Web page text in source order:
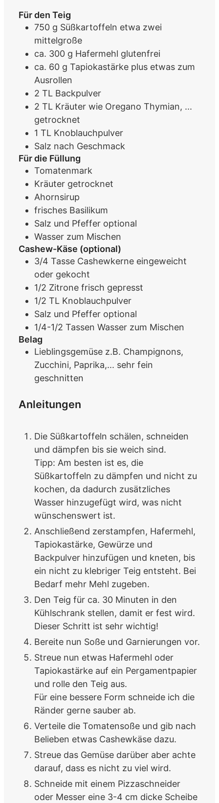
Für den Teig
750 g Süßkartoffeln etwa zwei
mittelgroße
ca. 300 g Hafermehl glutenfrei
ca. 60 g Tapiokastärke plus etwas zum
Ausrollen
2 TL Backpulver
2 TL Kräuter wie Oregano Thymian, ...
getrocknet
1 TL Knoblauchpulver
Salz nach Geschmack
Für die Füllung
Tomatenmark
Kräuter getrocknet
Ahornsirup
frisches Basilikum
Salz und Pfeffer optional
Wasser zum Mischen
Cashew-Käse (optional)
3/4 Tasse Cashewkerne eingeweicht
oder gekocht
1/2 Zitrone frisch gepresst
1/2 TL Knoblauchpulver
Salz und Pfeffer optional
1/4-1/2 Tassen Wasser zum Mischen
Belag
Lieblingsgemüse z.B. Champignons,
Zucchini, Paprika,... sehr fein
geschnitten
Anleitungen
Die Süßkartoffeln schälen, schneiden
und dämpfen bis sie weich sind.
Tipp: Am besten ist es, die
Süßkartoffeln zu dämpfen und nicht zu
kochen, da dadurch zusätzliches
Wasser hinzugefügt wird, was nicht
wünschenswert ist.
Anschließend zerstampfen, Hafermehl,
Tapiokastärke, Gewürze und
Backpulver hinzufügen und kneten, bis
ein nicht zu klebriger Teig entsteht. Bei
Bedarf mehr Mehl zugeben.
Den Teig für ca. 30 Minuten in den
Kühlschrank stellen, damit er fest wird.
Dieser Schritt ist sehr wichtig!
Bereite nun Soße und Garnierungen vor.
Streue nun etwas Hafermehl oder
Tapiokastärke auf ein Pergamentpapier
und rolle den Teig aus.
Für eine bessere Form schneide ich die
Ränder gerne sauber ab.
Verteile die Tomatensoße und gib nach
Belieben etwas Cashewkäse dazu.
Streue das Gemüse darüber aber achte
darauf, dass es nicht zu viel wird.
Schneide mit einem Pizzaschneider
oder Messer eine 3-4 cm dicke Scheibe